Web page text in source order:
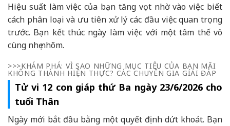
Hiệu suất làm việc của bạn tăng vọt nhờ vào việc biết
cách phân loại và ưu tiên xử lý các đầu việc quan trọng
trước. Bạn kết thúc ngày làm việc với một tâm thế vô
cùng nhẹ nhõm.
>>>KHÁM PHÁ: VÌ SAO NHỮNG MỤC TIÊU CỦA BẠN MÃI
KHÔNG THÀNH HIỆN THỰC? CÁC CHUYÊN GIA GIẢI ĐÁP
Tử vi 12 con giáp thứ Ba ngày 23/6/2026 cho
tuổi Thân
Ngày mới bắt đầu bằng một quyết định dứt khoát. Bạn